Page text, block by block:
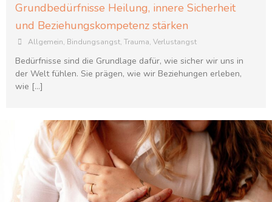
Grundbedürfnisse Heilung, innere Sicherheit
und Beziehungskompetenz stärken
Allgemein, Bindungsangst, Trauma, Verlustangst
Bedürfnisse sind die Grundlage dafür, wie sicher wir uns in
der Welt fühlen. Sie prägen, wie wir Beziehungen erleben,
wie […]